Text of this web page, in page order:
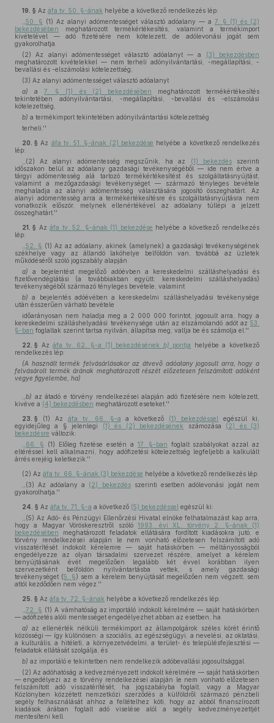
19. § Az áfa tv. 50. §-ának helyébe a következő rendelkezés lép:
50. § (1) Az alanyi adómentességet választó adóalany — a 7. § (1) és (2)
bekezdésében meghatározott termékértékesítés, valamint a termékimport
kivételével — adó fizetésére nem kötelezett, de adólevonási jogát sem
gyakorolhatja.
(2) Az alanyi adómentességet választó adóalanyt — a
(3) bekezdésben
meghatározott kivételekkel — nem terheli adónyilvántartási, -megállapítási, -
bevallási és -elszámolási kötelezettség;
(3) Az alanyi adómentességet választó adóalanyt
a) a7. § (1) és (2) bekezdésében meghatározott termékértékesítés
tekintetében adónyilvántartási, -megállapítási, -bevallási és -elszámolási
kötelezettség,
b) a termékimport tekintetében adónyilvántartási kötelezettség
terheli.''
20. § Az áfa tv. 51. §-ának (2) bekezdése helyébe a következő rendelkezés
lép:
,,(2) Az alanyi adómentesség megszűnik, ha az
(1) bekezdésszerinti
időszakon belül az adóalany gazdasági tevékenységéből — ide nem értve a
tárgyi adómentesség alá tartozó termékértékesítést és szolgáltatásnyújtást,
valamint a mezőgazdasági tevékenységet — származó tényleges bevétele
meghaladja az alanyi adómentesség választására jogosító összeghatárt. Az
alanyi adómentesség arra a termékértékesítésre és szolgáltatásnyújtásra nem
vonatkozik először, melynek ellenértékével az adóalany túllépi a jelzett
összeghatárt.''
21. § Azáfa tv. 52. §-ának (1) bekezdése helyébe a következő rendelkezés
lép:
52. § (1) Az az adóalany, akinek (amelynek) a gazdasági tevékenységének
székhelye vagy az állandó lakóhelye belföldön van, továbbá az üzletek
működéséről szóló jogszabály alapján
a) a bejelentést megelőző adóévben a kereskedelmi szálláshelyadási és
fizetővendéglátási (a továbbiakban együtt: kereskedelmi szálláshelyadás)
tevékenységéből származó tényleges bevétele, valamint
b) a bejelentés adóévében a kereskedelmi szálláshelyadási tevékenysége
után ésszerűen várható bevétele
időarányosan nem haladja meg a 2 000 000 forintot, jogosult arra, hogy a
kereskedelmi szálláshelyadási tevékenysége után az elszámolandó adót az 53.
§-ban foglaltak szerint tartsa nyilván, állapítsa meg, vallja be és számolja el.''
22. § Azáfa tv. 62. §-a (1) bekezdésének b) pontja
helyébe a következő
rendelkezés lép:
(A használt termék felvásárlásakor az átvevő adóalany jogosult arra, hogy a
felvásárolt termék árának meghatározott részét előzetesen felszámított adóként
vegye figyelembe, ha)
b) az átadó e törvény rendelkezései alapján adó fizetésére nem kötelezett,
kivéve a (4) bekezdésben meghatározott eseteket.''
23. § (1) Az áfa tv. 66. §-a a következő (1) bekezdéssel egészül ki,
egyidejűleg a § jelenlegi (1) és (2) bekezdésének számozása (2) és (3)
bekezdésre változik:
66. § (1) Előleg fizetése esetén a 17. §-ban foglalt szabályokat azzal az
eltéréssel kell alkalmazni, hogy adófizetési kötelezettség legfeljebb a kalkulált
árrés erejéig keletkezik.''
(2) Az áfa tv. 66. §-ának (3) bekezdése helyébe a következő rendelkezés lép:
,,(3) Az adóalany a (2) bekezdésszerinti esetben adólevonási jogát nem
gyakorolhatja.''
24. § Az áfa tv. 71. §-a a következő (5) bekezdéssel egészül ki:
,,(5) Az Adó- és Pénzügyi Ellenőrzési Hivatal elnöke felhatalmazást kap arra,
hogy a Magyar Vöröskeresztről szóló1993. évi XL. törvény 2. §-ának (1)
bekezdésében meghatározott feladatok ellátására fordított kiadásokra jutó, e
törvény rendelkezései alapján le nem vonható előzetesen felszámított adó
visszatérítését indokolt kérelemre — saját hatáskörben — méltányosságból
engedélyezze az olyan társadalmi szervezet részére, amelyet a kérelem
benyújtásának évét megelőzően legalább két évvel korábban ilyen
szervezetként belföldön nyilvántartásba vettek, s amely gazdasági
tevékenységet (5. §) sem a kérelem benyújtását megelőzően nem végzett, sem
attól kezdődően nem végez.''
25. § Az áfa tv. 72. §-ának helyébe a következő rendelkezés lép:
72. § (1) A vámhatóság az importáló indokolt kérelmére — saját hatáskörben
— adófizetés alóli mentességet engedélyezhet abban az esetben, ha
a) az ellenérték nélküli termékimport az állampolgárok széles körét érintő
közösségi — így különösen: a szociális, az egészségügyi, a nevelési, az oktatási,
a kulturális, a hitéleti, a környezetvédelmi, a terület- és településfejlesztési —
feladatok ellátását szolgálja, és
b) az importáló e tekintetben nem rendelkezik adóbevallási jogosultsággal.
(2) Az adóhatóság a kedvezményezett indokolt kérelmére — saját hatáskörben
— engedélyezi az e törvény rendelkezései alapján le nem vonható előzetesen
felszámított adó visszatérítését, ha jogszabályba foglalt, vagy a Magyar
Közlönyben közzétett nemzetközi szerződés a külföldről származó pénzbeli
segély felhasználását ahhoz a feltételhez köti, hogy az abból finanszírozott
kiadások árában foglalt adó viselése alól a segély kedvezményezettjét
mentesíteni kell.